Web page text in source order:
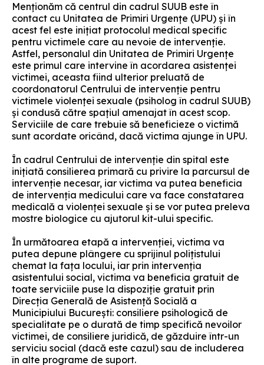
Menționăm că centrul din cadrul SUUB este în
contact cu Unitatea de Primiri Urgențe (UPU) și în
acest fel este inițiat protocolul medical specific
pentru victimele care au nevoie de intervenție.
Astfel, personalul din Unitatea de Primiri Urgențe
este primul care intervine în acordarea asistenței
victimei, aceasta fiind ulterior preluată de
coordonatorul Centrului de intervenție pentru
victimele violenței sexuale (psiholog în cadrul SUUB)
și condusă către spațiul amenajat în acest scop.
Serviciile de care trebuie să beneficieze o victimă
sunt acordate oricând, dacă victima ajunge în UPU.
În cadrul Centrului de intervenție din spital este
inițiată consilierea primară cu privire la parcursul de
intervenție necesar, iar victima va putea beneficia
de intervenția medicului care va face constatarea
medicală a violenței sexuale și se vor putea preleva
mostre biologice cu ajutorul kit-ului specific.
În următoarea etapă a intervenției, victima va
putea depune plângere cu sprijinul polițistului
chemat la fața locului, iar prin intervenția
asistentului social, victima va beneficia gratuit de
toate serviciile puse la dispoziție gratuit prin
Direcția Generală de Asistență Socială a
Municipiului București: consiliere psihologică de
specialitate pe o durată de timp specifică nevoilor
victimei, de consiliere juridică, de găzduire într-un
serviciu social (dacă este cazul) sau de includerea
în alte programe de suport.